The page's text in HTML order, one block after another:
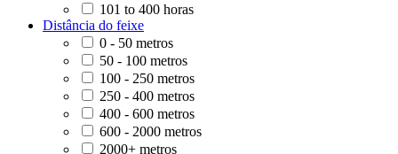
101 to 400 horas
Distância do feixe
0 - 50 metros
50 - 100 metros
100 - 250 metros
250 - 400 metros
400 - 600 metros
600 - 2000 metros
2000+ metros